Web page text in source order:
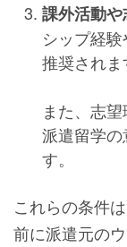
課外活動
シップ経
推奨されま
また、志
派遣留学
す。
これらの条件
前に派遣元の